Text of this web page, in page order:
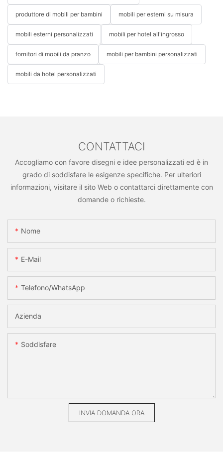
produttore di mobili per bambini mobili per esterni su misura
mobili esterni personalizzati mobili per hotel all'ingrosso
fornitori di mobili da pranzo mobili per bambini personalizzati
mobili da hotel personalizzati
CONTATTACI
Accogliamo con favore disegni e idee personalizzati ed è in
grado di soddisfare le esigenze specifiche. Per ulteriori
informazioni, visitare il sito Web o contattarci direttamente con
domande o richieste.
Nome
E-Mail
Telefono/WhatsApp
Azienda
Soddisfare
INVIA DOMANDA ORA